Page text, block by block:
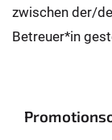
zwischen der/
Betreuer*in